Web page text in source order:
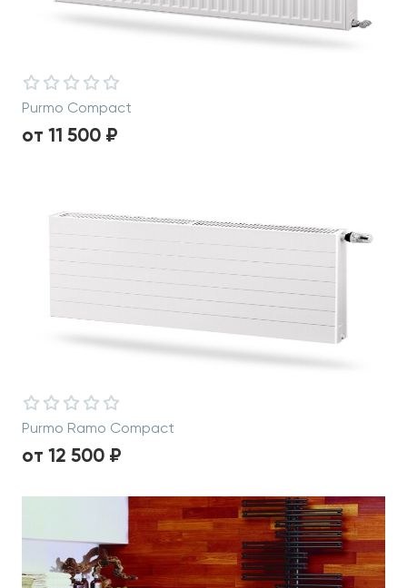
Purmo Compact
от 11 500 ₽
Purmo Ramo Compact
от 12 500 ₽